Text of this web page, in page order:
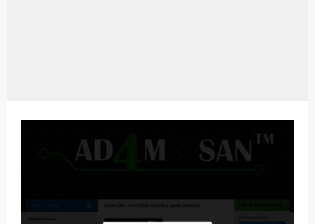
Bitcoin Miner Android: Apa Itu Dan Bagaimana Cara Menggunakannya
Cara Mengecek Windows Ori